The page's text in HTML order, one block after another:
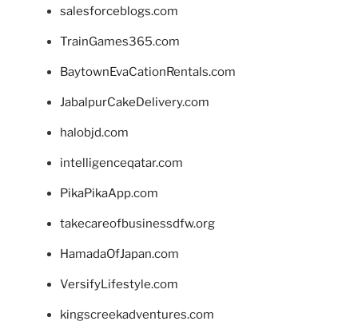
salesforceblogs.com
TrainGames365.com
BaytownEvaCationRentals.com
JabalpurCakeDelivery.com
halobjd.com
intelligenceqatar.com
PikaPikaApp.com
takecareofbusinessdfw.org
HamadaOfJapan.com
VersifyLifestyle.com
kingscreekadventures.com